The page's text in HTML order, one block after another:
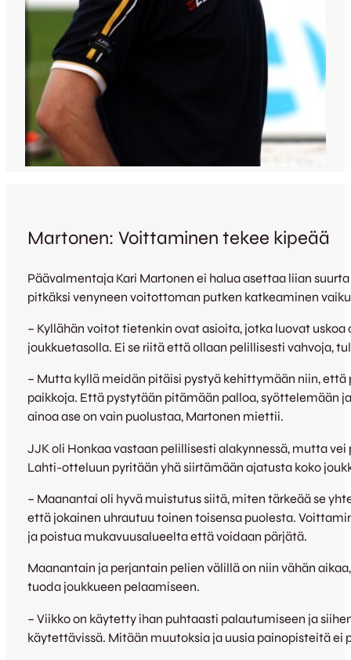
Martonen: Voittaminen tekee kipeää
Päävalmentaja Kari Martonen ei halua asettaa liian
pitkäksi venyneen voitottoman putken katkeaminen
– Kyllähän voitot tietenkin ovat asioita, jotka luovat
joukkuetasolla. Ei se riitä että ollaan pelillisesti vahvoja,
– Mutta kyllä meidän pitäisi pystyä kehittymään niin,
paikkoja. Että pystytään pitämään palloa, syöttelemään
ainoa ase on vain puolustaa, Martonen miettii.
JJK oli Honkaa vastaan pelillisesti alakynnessä, mutta
Lahti-otteluun pyritään yhä siirtämään ajatusta koko
– Maanantai oli hyvä muistutus siitä, miten tärkeää se
että jokainen uhrautuu toinen toisensa puolesta.
ja poistua mukavuusalueelta että voidaan pärjätä.
Maanantain ja perjantain pelien välillä on niin vähän
tuoda joukkueen pelaamiseen.
– Viikko on käytetty ihan puhtaasti palautumiseen ja
käytettävissä. Mitään muutoksia ja uusia painopisteitä ei